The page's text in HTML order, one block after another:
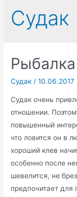
Судак
Судак /10.06.2017
Судак очень
отношении.
повышенный
что ловится он в
хороший клев
особенно после
шевелится, не
предпочитает